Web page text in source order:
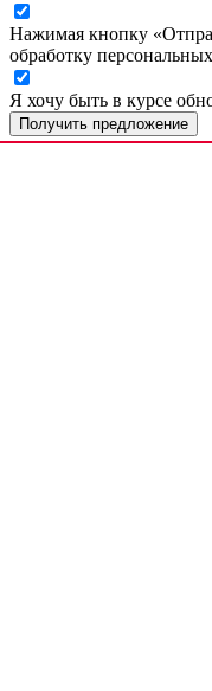
Нажимая кнопку
обработку
Я хочу быть в курсе
Получить предложение